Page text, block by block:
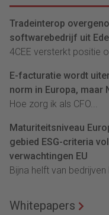
Tradeinterop
softwarebedrijf uit Ede
4CEE versterkt positie
E-facturatie wordt
norm in Europa, maar
Hoe zorg ik als CFO...
Maturiteitsniveau
gebied ESG-criteria
verwachtingen EU
Bijna helft van bedrijven
Whitepapers